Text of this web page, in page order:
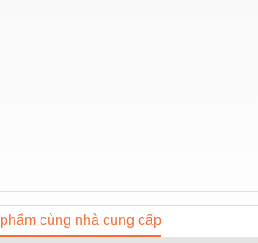
cùng nhà cung cấp